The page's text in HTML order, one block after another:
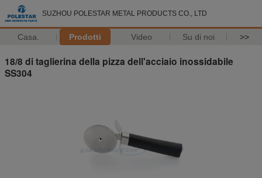
SUZHOU POLESTAR METAL PRODUCTS CO., LTD
Casa. Prodotti Video Su di noi >>
18/8 di taglierina della pizza dell'acciaio inossidabile
SS304